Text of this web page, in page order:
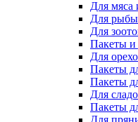
Для мяса
Для рыбы
Для
Пакеты и
Для
Пакеты
Пакеты
Для
Пакеты
Для